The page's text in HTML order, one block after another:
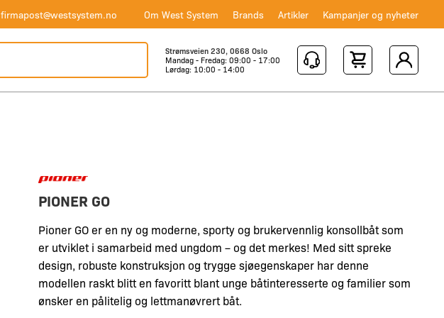
firmapost@westsystem.no Om West System Brands Artikler Kampanjer og nyheter
Strømsveien 230, 0668 Oslo
Mandag - Fredag: 09:00 - 17:00
Lørdag: 10:00 - 14:00
Shopping Cart
PIONER GO
Pioner GO er en ny og moderne, sporty og brukervennlig konsollbåt som
er utviklet i samarbeid med ungdom – og det merkes! Med sitt spreke
design, robuste konstruksjon og trygge sjøegenskaper har denne
modellen raskt blitt en favoritt blant unge båtinteresserte og familier som
ønsker en pålitelig og lettmanøvrert båt.